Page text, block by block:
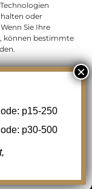
oder
Sie Ihre
können bestimmte
| All Rights
Standards |
p15-250
p30-500